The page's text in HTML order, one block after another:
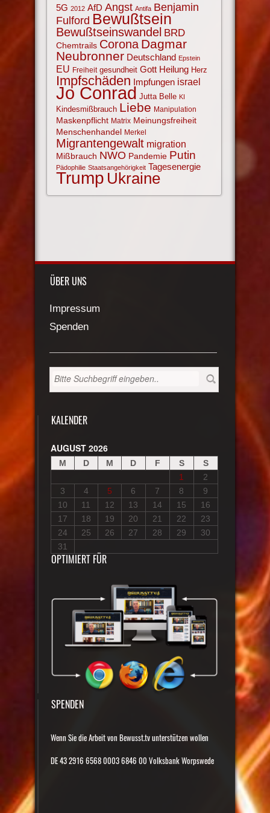
5G 2012 AfD Angst Antifa Benjamin
Fulford Bewußtsein
Bewußtseinswandel BRD
Chemtrails Corona Dagmar
Neubronner Deutschland Epstein
EU Freiheit gesundheit Gott Heilung Herz
Impfschäden Impfungen israel
Jo Conrad Jutta Belle KI
Kindesmißbrauch Liebe Manipulation
Maskenpflicht Matrix Meinungsfreiheit
Menschenhandel Merkel
Migrantengewalt migration
Mißbrauch NWO Pandemie Putin
Pädophilie Staatsangehörigkeit Tagesenergie
Trump Ukraine
ÜBER UNS
Impressum
Spenden
KALENDER
AUGUST 2026
M D M D F S
S
1
2
3
4 5 6 7 8
9
10
11 12 13 14 15
16
17
18 19 20 21 22
23
24
25 26 27 28 29
30
31
OPTIMIERT FÜR
SPENDEN
Wenn Sie die Arbeit von Bewusst.tv unterstützen wollen
DE 43 2916 6568 0003 6846 00 Volksbank Worpswede